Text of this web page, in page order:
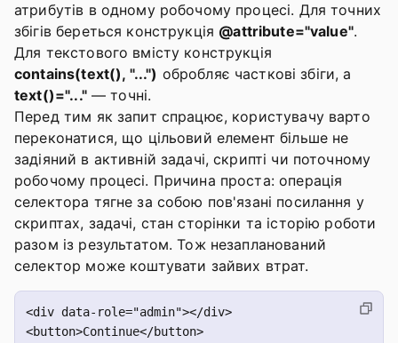
атрибутів в одному робочому процесі. Для точних
збігів береться конструкція @attribute="value".
Для текстового вмісту конструкція
contains(text(), "...") обробляє часткові збіги, а
text()="..."— точні.
Перед тим як запит спрацює, користувачу варто
переконатися, що цільовий елемент більше не
задіяний в активній задачі, скрипті чи поточному
робочому процесі. Причина проста: операція
селектора тягне за собою пов'язані посилання у
скриптах, задачі, стан сторінки та історію роботи
разом із результатом. Тож незапланований
селектор може коштувати зайвих втрат.
<div data-role="admin"></div>
<button>Continue</button>